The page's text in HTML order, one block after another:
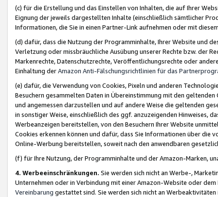
(c) für die Erstellung und das Einstellen von Inhalten, die auf Ihrer
Eignung der jeweils dargestellten Inhalte (einschließlich sämtlicher
Informationen, die Sie in einen Partner-Link aufnehmen oder mit
(d) dafür, dass die Nutzung der Programminhalte, Ihrer Website und
Verletzung oder missbräuchliche Ausübung unserer Rechte bzw. der
Markenrechte, Datenschutzrechte, Veröffentlichungsrechte oder
Einhaltung derAmazon Anti-Fälschungsrichtlinien für das
(e) dafür, die Verwendung von Cookies, Pixeln und anderen
Besuchern gesammelten Daten in Übereinstimmung mit den
und angemessen darzustellen und auf andere Weise die geltenden
in sonstiger Weise, einschließlich des ggf. anzuzeigenden Hinweises,
Werbeanzeigen bereitstellen, von den Besuchern Ihrer Website
Cookies erkennen können und dafür, dass Sie Informationen über die
Online-Werbung bereitstellen, soweit nach den anwendbaren
(f) für Ihre Nutzung, der Programminhalte und der Amazon-Marken,
4. Werbeeinschränkungen. Sie werden sich nicht an Werbe-,
Unternehmen oder in Verbindung mit einer Amazon-Website oder
Vereinbarung gestattet sind. Sie werden sich nicht an